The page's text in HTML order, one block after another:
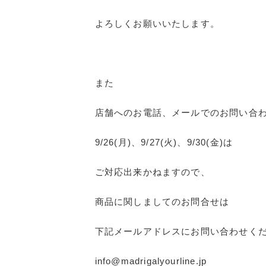
よろしくお願いいたします。
また
店舗へのお電話、メールでのお問い合
9/26(月)、9/27(火)、9/30(金)は
ご対応出来かねますので、
商品に関しましてのお問合せは
下記メールアドレスにお問い合わせく
info@madrigalyourline.jp